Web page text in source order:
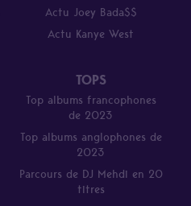
Actu Joey Bada$$
Actu Kanye West
TOPS
Top albums francophones
de 2023
Top albums anglophones de
2023
Parcours de DJ Mehdi en 20
titres